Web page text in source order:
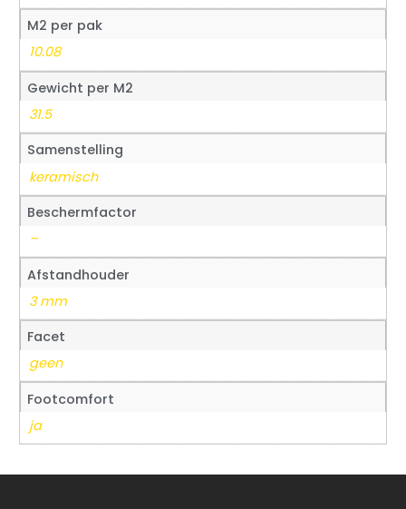
M2 per pak
10.08
Gewicht per M2
31.5
Samenstelling
keramisch
Beschermfactor
–
Afstandhouder
3 mm
Facet
geen
Footcomfort
ja